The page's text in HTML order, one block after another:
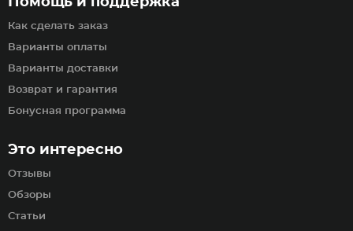
Как сделать заказ
Варианты оплаты
Варианты доставки
Возврат и гарантия
Бонусная программа
Это интересно
Отзывы
Обзоры
Статьи